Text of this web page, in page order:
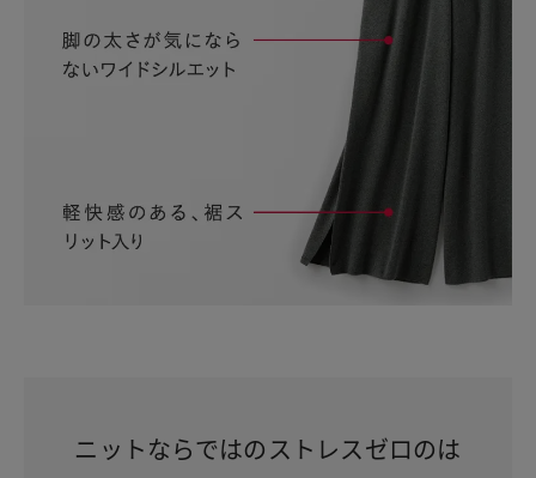
ニットならではのストレスゼロのは